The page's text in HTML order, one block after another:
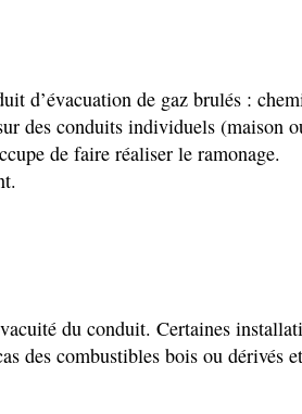
d’évacuation de gaz brulés :
des conduits individuels (maison
de faire réaliser le ramonage.
du conduit. Certaines
des combustibles bois ou dérivés